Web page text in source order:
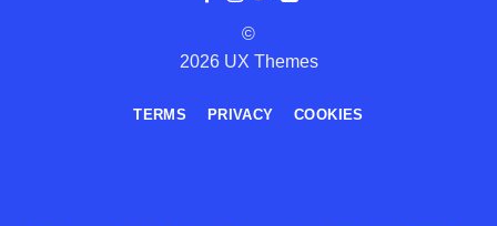
©
2026 UX Themes
TERMS PRIVACY COOKIES